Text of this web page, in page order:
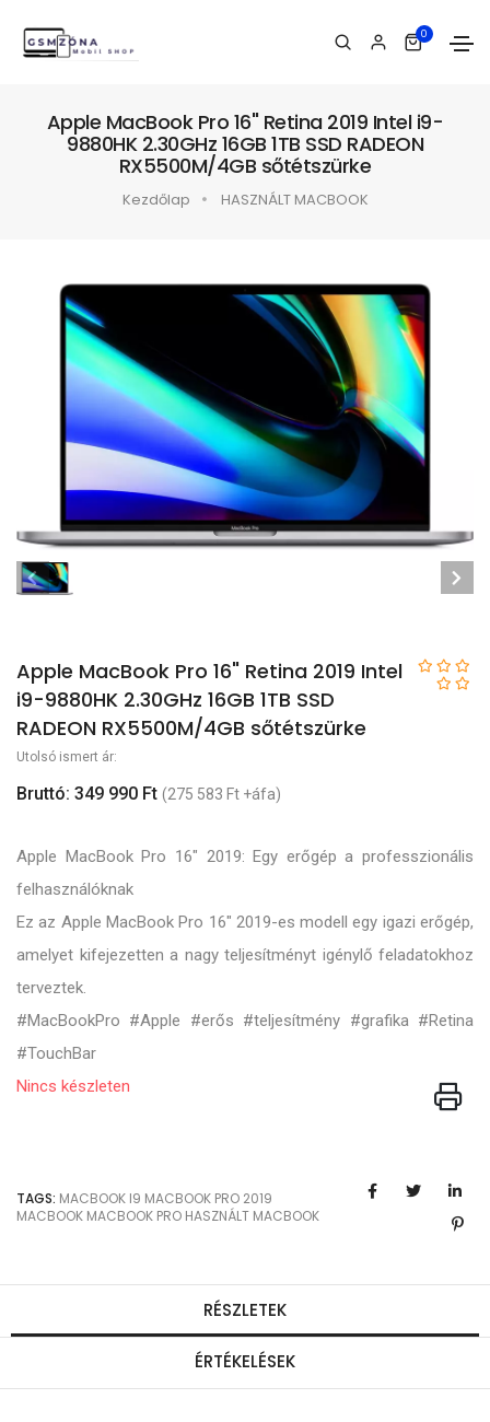
0
Apple MacBook Pro 16" Retina 2019 Intel i9-
9880HK 2.30GHz 16GB 1TB SSD RADEON
RX5500M/4GB sőtétszürke
Kezdőlap HASZNÁLT MACBOOK
Apple MacBook Pro 16" Retina 2019 Intel
i9-9880HK 2.30GHz 16GB 1TB SSD
RADEON RX5500M/4GB sőtétszürke
Utolsó ismert ár:
Bruttó: 349 990 Ft (275 583 Ft +áfa)
Apple MacBook Pro 16" 2019: Egy erőgép a professzionális
felhasználóknak
Ez az Apple MacBook Pro 16" 2019-es modell egy igazi erőgép,
amelyet kifejezetten a nagy teljesítményt igénylő feladatokhoz
terveztek.
#MacBookPro #Apple #erős #teljesítmény #grafika #Retina
#TouchBar
Nincs készleten
TAGS: MACBOOK I9 MACBOOK PRO 2019
MACBOOK MACBOOK PRO HASZNÁLT MACBOOK
RÉSZLETEK
ÉRTÉKELÉSEK